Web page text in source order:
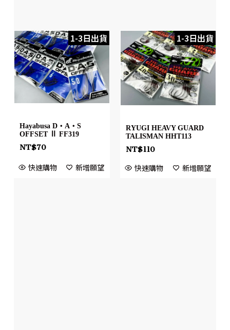
1-3日出貨
Hayabusa D・A・S
OFFSET Ⅱ FF319
NT$70
快速購物 新增願望
1-3日出貨
RYUGI HEAVY GUARD
TALISMAN HHT113
NT$110
快速購物 新增願望